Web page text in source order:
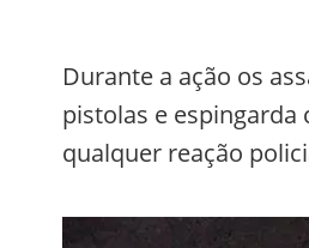
Durante a ação os
pistolas e
qualquer reação